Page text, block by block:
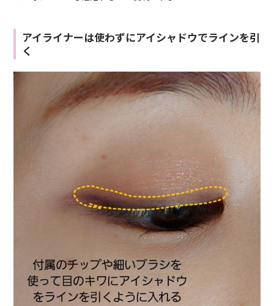
アイライナーは使わずにアイシャドウでラインを引
く